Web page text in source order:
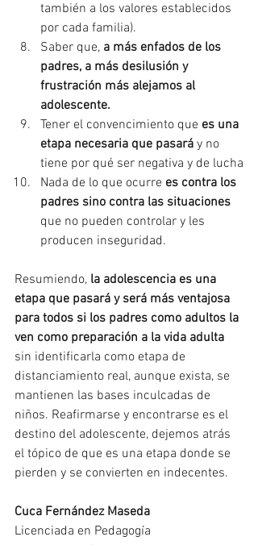
también a los valores establecidos
por cada familia).
Saber que, a más enfados de los
padres, a más desilusión y
frustración más alejamos al
adolescente.
Tener el convencimiento que es una
etapa necesaria que pasará y no
tiene por qué ser negativa y de lucha
Nada de lo que ocurre es contra los
padres sino contra las situaciones
que no pueden controlar y les
producen inseguridad.
Resumiendo, la adolescencia es una
etapa que pasará y será más ventajosa
para todos si los padres como adultos la
ven como preparación a la vida adulta
sin identificarla como etapa de
distanciamiento real, aunque exista, se
mantienen las bases inculcadas de
niños. Reafirmarse y encontrarse es el
destino del adolescente, dejemos atrás
el tópico de que es una etapa donde se
pierden y se convierten en indecentes.
Cuca Fernández Maseda
Licenciada en Pedagogía